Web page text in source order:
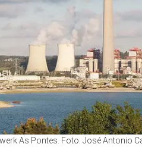
As Pontes. Foto: José Antonio